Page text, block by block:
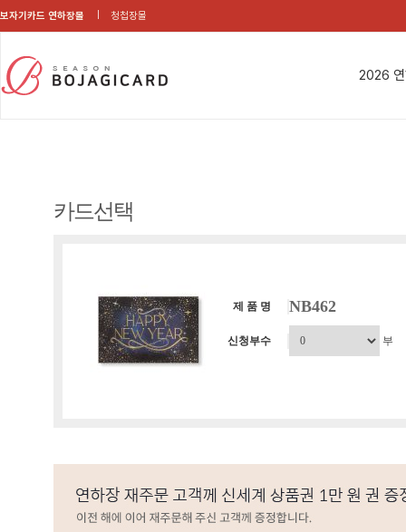
보자기카드 연하장몰 청첩장몰
2026
카드선택
제 품 명 NB462
신청부수 부